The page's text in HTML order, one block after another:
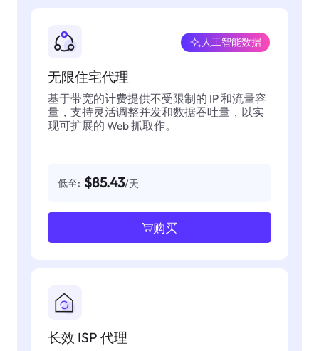
无限住宅代理
人工智能数据
基于带宽的计费提供不受限制的 IP 和流量容
量，支持灵活调整并发和数据吞吐量，以实
现可扩展的 Web 抓取作。
低至: $85.43/天
购买
长效 ISP 代理